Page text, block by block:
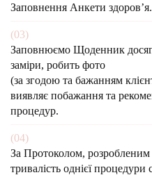
Заповнення Анкети здоров’я.
(03)
Заповнюємо Щоденник
заміри, робить фото
(за згодою та бажанням
виявляє побажання та
процедур.
(04)
За Протоколом,
тривалість однієї процедури